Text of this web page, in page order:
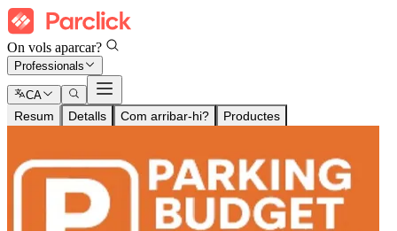
On vols aparcar?
Professionals
CA
Resum Detalls Com arribar-hi? Productes